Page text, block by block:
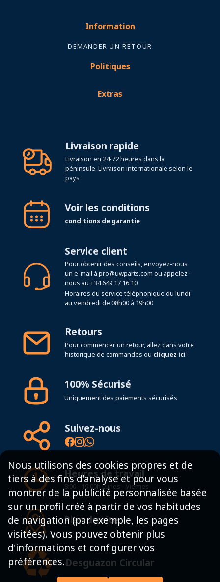
Information
DEMANDER UN RETOUR
Politiques
Extras
Livraison rapide
Livraison en 24-72 heures dans la
péninsule. Livraison internationale selon le
pays
Voir les conditions
conditions de garantie
Service client
Pour obtenir des conseils, envoyez-nous
un e-mail à pro@uwparts.com ou appelez-
nous au +34 649 17 16 10
Horaires du service téléphonique du lundi
au vendredi de 08h00 à 19h00
Retours
Pour commencer un retour, allez dans votre
historique de commandes ou cliquez ici
100% Sécurisé
Uniquement des paiements sécurisés
Suivez-nous
Heures de travail
8:00 - 19:00h Lunes - Viernes
Plan du site
Desguazon Circular
Nous utilisons des cookies propres et de
tiers à des fins d'analyse et pour vous
montrer de la publicité personnalisée basée
sur un profil créé à partir de vos habitudes
de navigation (par exemple, les pages
visitées). Vous pouvez obtenir plus
d'informations et configurer vos
préférences.